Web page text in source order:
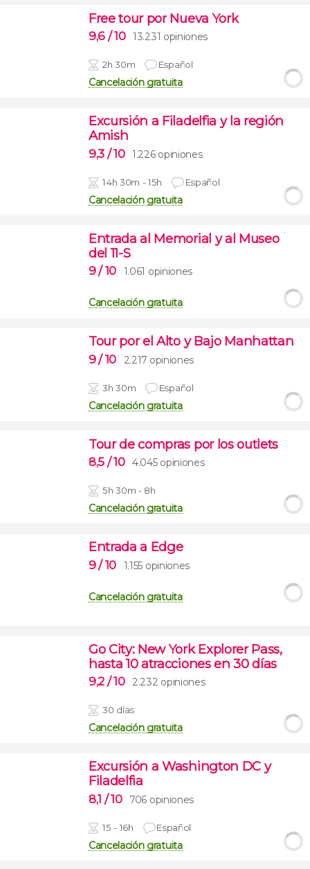
Free tour por Nueva York
9,6 / 10 13.231 opiniones
2h 30m Español
Cancelación gratuita
Excursión a Filadelfia y la región
Amish
9,3 / 10 1.226 opiniones
14h 30m - 15h Español
Cancelación gratuita
Entrada al Memorial y al Museo
del 11-S
9/ 10 1.061 opiniones
Cancelación gratuita
Tour por el Alto y Bajo Manhattan
9/ 10 2.217 opiniones
3h 30m Español
Cancelación gratuita
Tour de compras por los outlets
8,5 / 10 4.045 opiniones
5h 30m - 8h
Cancelación gratuita
Entrada a Edge
9/ 10 1.155 opiniones
Cancelación gratuita
Go City: New York Explorer Pass,
hasta 10 atracciones en 30 días
9,2 / 10 2.232 opiniones
30 días
Cancelación gratuita
Excursión a Washington DC y
Filadelfia
8,1 / 10 706 opiniones
15 - 16h Español
Cancelación gratuita